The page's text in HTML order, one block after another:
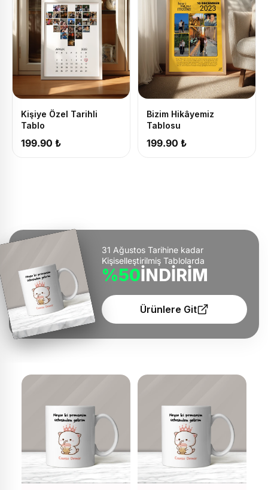
Kişiye Özel Tarihli
Tablo
199.90 ₺
Bizim Hikâyemiz
Tablosu
199.90 ₺
31 Ağustos Tarihine kadar
Kişiselleştirilmiş Tablolarda
%50İNDİRİM
Ürünlere Git